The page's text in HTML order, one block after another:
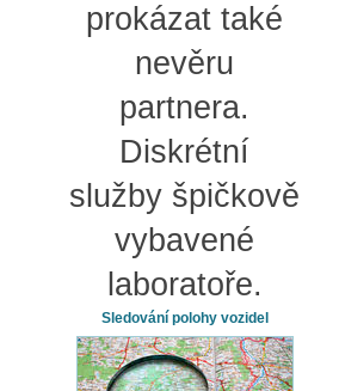
prokázat také
nevěru
partnera.
Diskrétní
služby špičkově
vybavené
laboratoře.
Sledování polohy vozidel